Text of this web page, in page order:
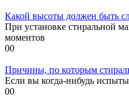
Какой высоты должен быть
При установке стиральной
моментов
00
Причины, по которым
Если вы когда-нибудь
00